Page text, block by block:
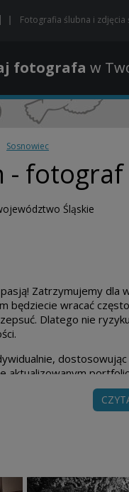
Fotografia ślubna i zdjęcia
fotografa w
Sosnowiec
- fotograf
Śląskie
Zatrzymujemy dla
będziecie wracać
Dlatego nie
aktualizowanym